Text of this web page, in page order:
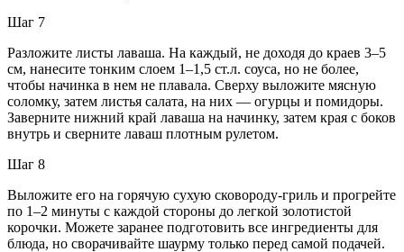
Шаг 7
Разложите листы лаваша. На каждый, не доходя до краев 3–5
см, нанесите тонким слоем 1–1,5 ст.л. соуса, но не более,
чтобы начинка в нем не плавала. Сверху выложите мясную
соломку, затем листья салата, на них — огурцы и помидоры.
Заверните нижний край лаваша на начинку, затем края с боков
внутрь и сверните лаваш плотным рулетом.
Шаг 8
Выложите его на горячую сухую сковороду-гриль и прогрейте
по 1–2 минуты с каждой стороны до легкой золотистой
корочки. Можете заранее подготовить все ингредиенты для
блюда, но сворачивайте шаурму только перед самой подачей.